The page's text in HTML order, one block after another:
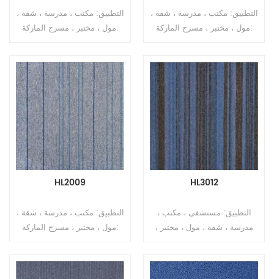
التطبيق: مكتب ، مدرسة ، شقة ،
مول ، مختبر ، مسرح الماركة:
الحجم: 50 سم × 50 سم
السماكة الإجمالية: 10 مم ± 0.5
مم / 7 مم ± 0.5 مم البناء: آلة
معنقدة نمط الوبر: جاكار حلقة
كومة المقياس: 1/10 " مادة
الوبر: 100٪ PP ارتفاع الوبر: 3
ملم ± 0.5 ملم النسخ: غير
موك: 200 متر مربع
التطبيق: مكتب ، مدرسة ، شقة ،
مول ، مختبر ، مسرح الماركة:
الحجم: 50 سم × 50 سم
السماكة الإجمالية: 10 مم ± 0.5
مم / 7 مم ± 0.5 مم البناء: آلة
معنقدة نمط الوبر: جاكار حلقة
كومة المقياس: 1/10 " مادة
الوبر: 100٪ PP ارتفاع الوبر: 3
ملم ± 0.5 ملم النسخ: غير
موك: 200 متر مربع
HL2009
التطبيق: مكتب ، مدرسة ، شقة ،
مول ، مختبر ، مسرح الماركة:
الحجم: 50 سم × 50 سم
HL3012
التطبيق: مستشفى ، مكتب ،
مدرسة ، شقة ، مول ، مختبر ،
الشكل مقاس 50 سم * 50 سم